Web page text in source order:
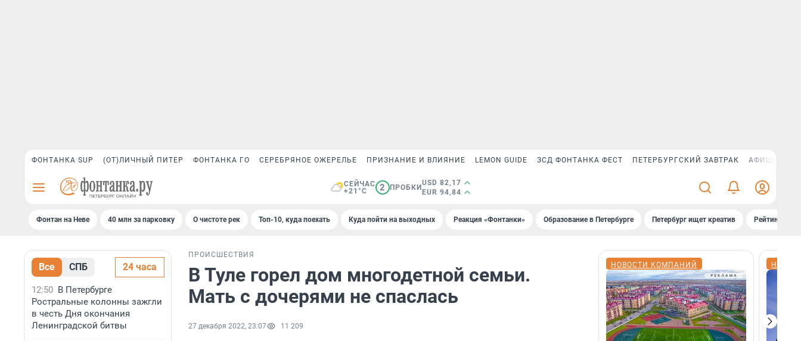
ФОНТАНКА SUP (ОТ)ЛИЧНЫЙ ПИТЕР ФОНТАНКА ГО СЕРЕБРЯНОЕ ОЖЕРЕЛЬЕ ПРИЗНАНИЕ И ВЛИЯНИЕ LEMON GUIDE ЗСД ФОНТАНКА ФЕСТ ПЕТЕРБУРГСКИЙ ЗАВТРАК АФИША PLUS
СЕЙЧАС
+21°C
2 ПРОБКИ
USD 82,17
EUR 94,84
Фонтан на Неве 40 млн за парковку О чистоте рек Топ-10, куда поехать Куда пойти на выходных Реакция «Фонтанки» Образование в Петербурге Петербург ищет креатив Рейтинги
Все СПБ 24 часа
12:50 В Петербурге
Ростральные колонны зажгли
в честь Дня окончания
Ленинградской битвы
ПРОИСШЕСТВИЯ
В Туле горел дом многодетной семьи.
Мать с дочерями не спаслась
27 декабря 2022, 23:07 11 209
НОВОСТИ КОМПАНИЙ